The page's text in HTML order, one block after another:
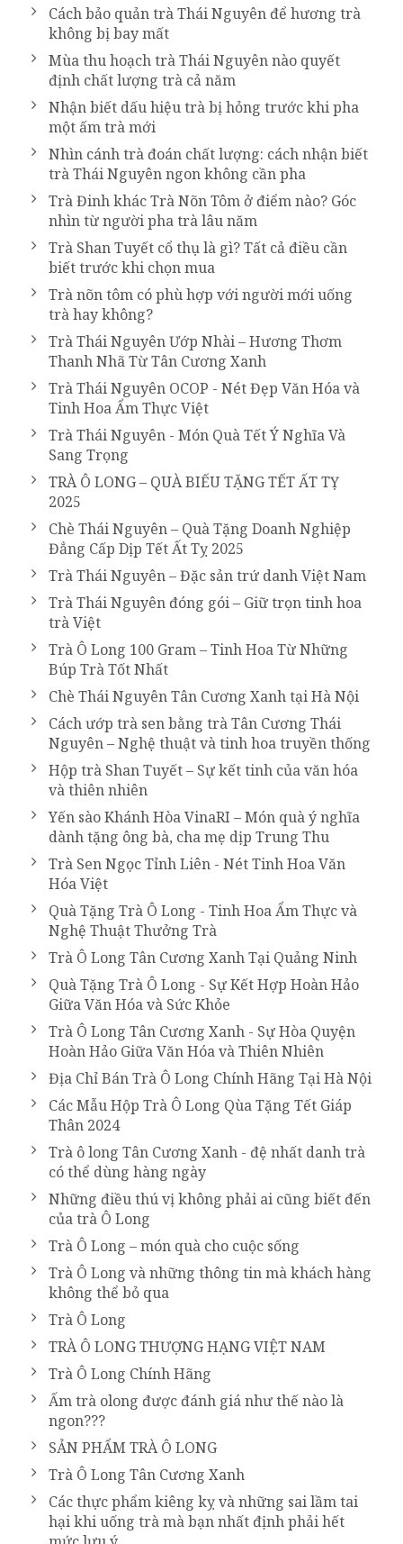
Cách bảo quản trà Thái Nguyên để hương trà
không bị bay mất
Mùa thu hoạch trà Thái Nguyên nào quyết
định chất lượng trà cả năm
Nhận biết dấu hiệu trà bị hỏng trước khi pha
một ấm trà mới
Nhìn cánh trà đoán chất lượng: cách nhận biết
trà Thái Nguyên ngon không cần pha
Trà Đinh khác Trà Nõn Tôm ở điểm nào? Góc
nhìn từ người pha trà lâu năm
Trà Shan Tuyết cổ thụ là gì? Tất cả điều cần
biết trước khi chọn mua
Trà nõn tôm có phù hợp với người mới uống
trà hay không?
Trà Thái Nguyên Ướp Nhài – Hương Thơm
Thanh Nhã Từ Tân Cương Xanh
Trà Thái Nguyên OCOP - Nét Đẹp Văn Hóa và
Tinh Hoa Ẩm Thực Việt
Trà Thái Nguyên - Món Quà Tết Ý Nghĩa Và
Sang Trọng
TRÀ Ô LONG – QUÀ BIẾU TẶNG TẾT ẤT TỴ
2025
Chè Thái Nguyên – Quà Tặng Doanh Nghiệp
Đẳng Cấp Dịp Tết Ất Tỵ 2025
Trà Thái Nguyên – Đặc sản trứ danh Việt Nam
Trà Thái Nguyên đóng gói – Giữ trọn tinh hoa
trà Việt
Trà Ô Long 100 Gram – Tinh Hoa Từ Những
Búp Trà Tốt Nhất
Chè Thái Nguyên Tân Cương Xanh tại Hà Nội
Cách ướp trà sen bằng trà Tân Cương Thái
Nguyên – Nghệ thuật và tinh hoa truyền thống
Hộp trà Shan Tuyết – Sự kết tinh của văn hóa
và thiên nhiên
Yến sào Khánh Hòa VinaRI – Món quà ý nghĩa
dành tặng ông bà, cha mẹ dịp Trung Thu
Trà Sen Ngọc Tỉnh Liên - Nét Tinh Hoa Văn
Hóa Việt
Quà Tặng Trà Ô Long - Tinh Hoa Ẩm Thực và
Nghệ Thuật Thưởng Trà
Trà Ô Long Tân Cương Xanh Tại Quảng Ninh
Quà Tặng Trà Ô Long - Sự Kết Hợp Hoàn Hảo
Giữa Văn Hóa và Sức Khỏe
Trà Ô Long Tân Cương Xanh - Sự Hòa Quyện
Hoàn Hảo Giữa Văn Hóa và Thiên Nhiên
Địa Chỉ Bán Trà Ô Long Chính Hãng Tại Hà Nội
Các Mẫu Hộp Trà Ô Long Qùa Tặng Tết Giáp
Thân 2024
Trà ô long Tân Cương Xanh - đệ nhất danh trà
có thể dùng hàng ngày
Những điều thú vị không phải ai cũng biết đến
của trà Ô Long
Trà Ô Long – món quà cho cuộc sống
Trà Ô Long và những thông tin mà khách hàng
không thể bỏ qua
Trà Ô Long
TRÀ Ô LONG THƯỢNG HẠNG VIỆT NAM
Trà Ô Long Chính Hãng
Ấm trà olong được đánh giá như thế nào là
ngon???
SẢN PHẨM TRÀ Ô LONG
Trà Ô Long Tân Cương Xanh
Các thực phẩm kiêng kỵ và những sai lầm tai
hại khi uống trà mà bạn nhất định phải hết